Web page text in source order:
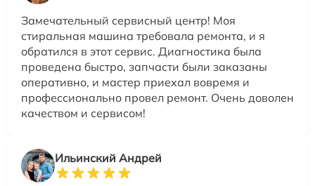
Замечательный сервисный центр! Моя
стиральная машина требовала ремонта, и я
обратился в этот сервис. Диагностика была
проведена быстро, запчасти были заказаны
оперативно, и мастер приехал вовремя и
профессионально провел ремонт. Очень доволен
качеством и сервисом!
Ильинский Андрей